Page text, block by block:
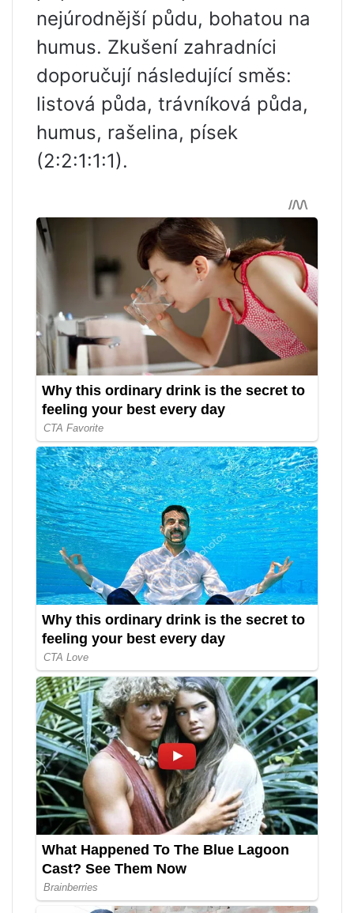
nejúrodnější půdu, bohatou na
humus. Zkušení zahradníci
doporučují následující směs:
listová půda, trávníková půda,
humus, rašelina, písek
(2:2:1:1:1).